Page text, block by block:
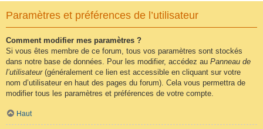
Paramètres et préférences de l’utilisateur
Comment modifier mes paramètres ?
Si vous êtes membre de ce forum, tous vos paramètres sont stockés
dans notre base de données. Pour les modifier, accédez au Panneau de
l’utilisateur(généralement ce lien est accessible en cliquant sur votre
nom d’utilisateur en haut des pages du forum). Cela vous permettra de
modifier tous les paramètres et préférences de votre compte.
Haut